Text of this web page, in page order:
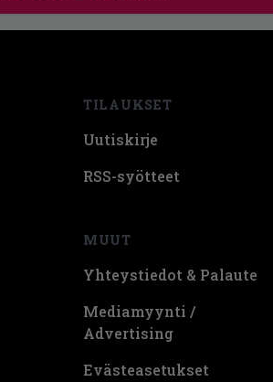
TILAUKSET
Uutiskirje
RSS-syötteet
MUUT
Yhteystiedot & Palaute
Mediamyynti /
Advertising
Evästeasetukset